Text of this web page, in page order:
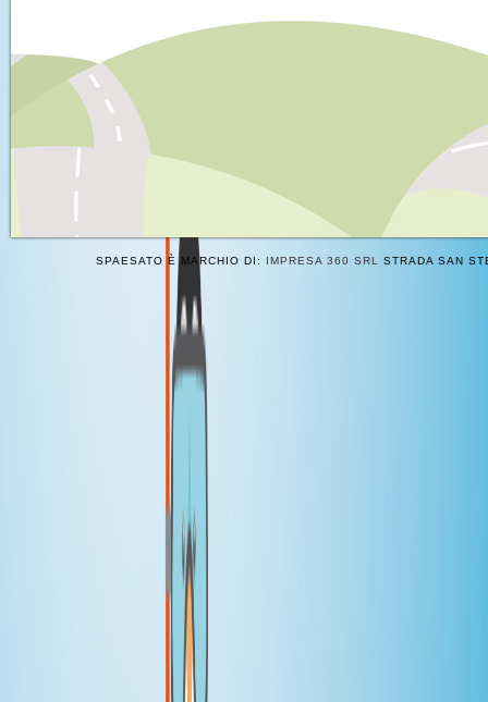
SPAESATO È MARCHIO DI: IMPRESA 360 SRL STRADA SAN